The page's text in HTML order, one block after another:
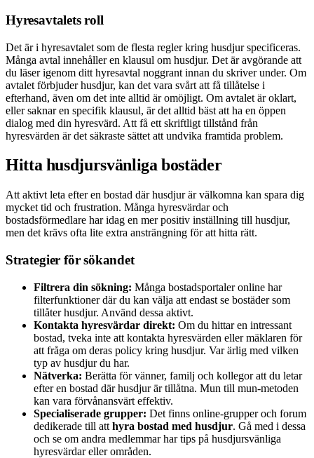
Hyresavtalets roll
Det är i hyresavtalet som de flesta regler kring husdjur specificeras.
Många avtal innehåller en klausul om husdjur. Det är avgörande att
du läser igenom ditt hyresavtal noggrant innan du skriver under. Om
avtalet förbjuder husdjur, kan det vara svårt att få tillåtelse i
efterhand, även om det inte alltid är omöjligt. Om avtalet är oklart,
eller saknar en specifik klausul, är det alltid bäst att ha en öppen
dialog med din hyresvärd. Att få ett skriftligt tillstånd från
hyresvärden är det säkraste sättet att undvika framtida problem.
Hitta husdjursvänliga bostäder
Att aktivt leta efter en bostad där husdjur är välkomna kan spara dig
mycket tid och frustration. Många hyresvärdar och
bostadsförmedlare har idag en mer positiv inställning till husdjur,
men det krävs ofta lite extra ansträngning för att hitta rätt.
Strategier för sökandet
Filtrera din sökning: Många bostadsportaler online har
filterfunktioner där du kan välja att endast se bostäder som
tillåter husdjur. Använd dessa aktivt.
Kontakta hyresvärdar direkt: Om du hittar en intressant
bostad, tveka inte att kontakta hyresvärden eller mäklaren för
att fråga om deras policy kring husdjur. Var ärlig med vilken
typ av husdjur du har.
Nätverka: Berätta för vänner, familj och kollegor att du letar
efter en bostad där husdjur är tillåtna. Mun till mun-metoden
kan vara förvånansvärt effektiv.
Specialiserade grupper: Det finns online-grupper och forum
dedikerade till att hyra bostad med husdjur. Gå med i dessa
och se om andra medlemmar har tips på husdjursvänliga
hyresvärdar eller områden.